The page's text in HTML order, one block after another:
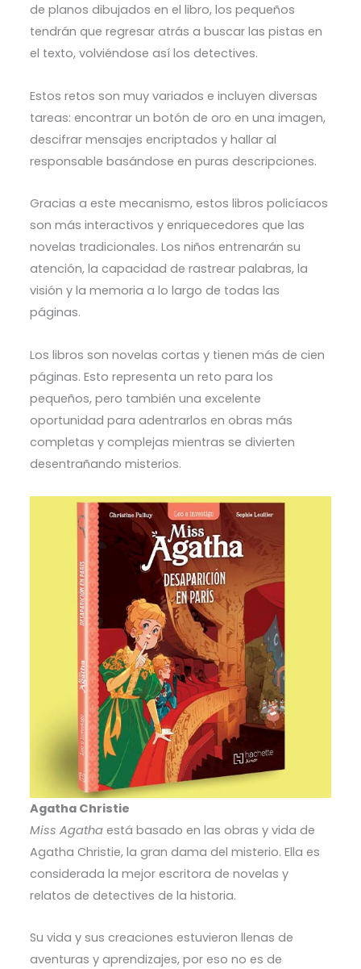
de planos dibujados en el libro, los pequeños
tendrán que regresar atrás a buscar las pistas en
el texto, volviéndose así los detectives.
Estos retos son muy variados e incluyen diversas
tareas: encontrar un botón de oro en una imagen,
descifrar mensajes encriptados y hallar al
responsable basándose en puras descripciones.
Gracias a este mecanismo, estos libros policíacos
son más interactivos y enriquecedores que las
novelas tradicionales. Los niños entrenarán su
atención, la capacidad de rastrear palabras, la
visión y la memoria a lo largo de todas las
páginas.
Los libros son novelas cortas y tienen más de cien
páginas. Esto representa un reto para los
pequeños, pero también una excelente
oportunidad para adentrarlos en obras más
completas y complejas mientras se divierten
desentrañando misterios.
Agatha Christie
Miss Agathaestá basado en las obras y vida de
Agatha Christie, la gran dama del misterio. Ella es
considerada la mejor escritora de novelas y
relatos de detectives de la historia.
Su vida y sus creaciones estuvieron llenas de
aventuras y aprendizajes, por eso no es de